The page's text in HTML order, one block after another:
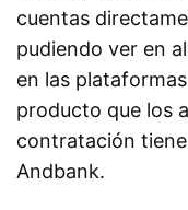
cuentas
pudiendo ver en
en las
producto que los
contratación
Andbank.